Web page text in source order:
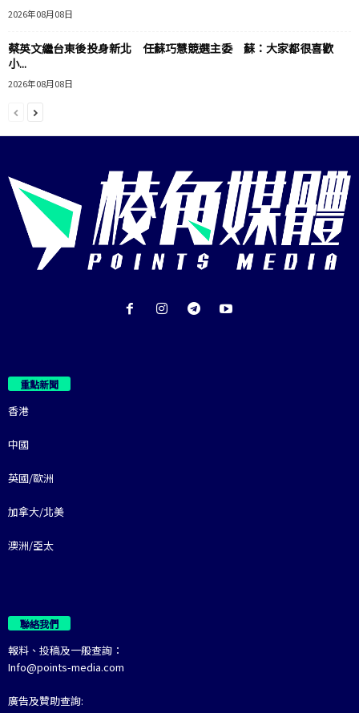
2026年08月08日
蔡英文繼台東後投身新北 任蘇巧慧競選主委 蘇：大家都很喜歡
小...
2026年08月08日
重點新聞
香港
中國
英國/歐洲
加拿大/北美
澳洲/亞太
聯絡我們
報料、投稿及一般查詢：
Info@points-media.com
廣告及贊助查詢: